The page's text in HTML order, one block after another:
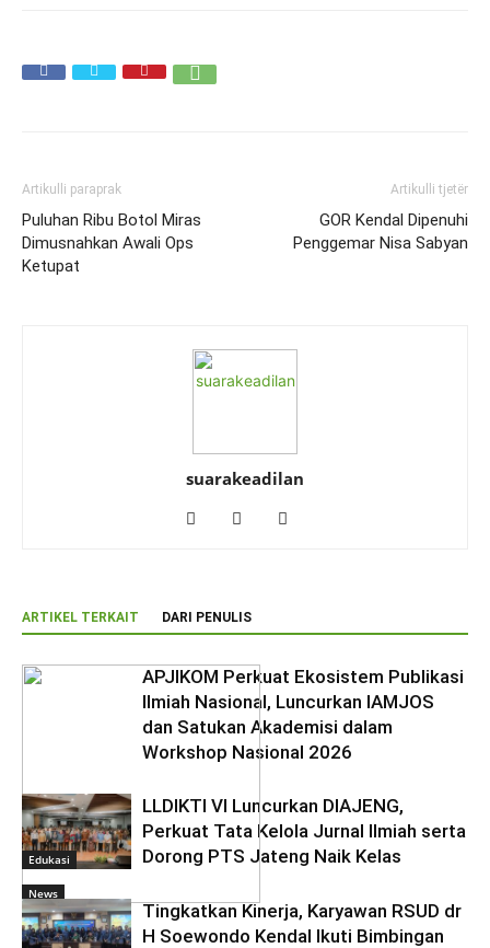
Artikulli paraprak
Puluhan Ribu Botol Miras
Dimusnahkan Awali Ops
Ketupat
Artikulli tjetër
GOR Kendal Dipenuhi
Penggemar Nisa Sabyan
suarakeadilan
ARTIKEL TERKAIT DARI PENULIS
News
APJIKOM Perkuat Ekosistem Publikasi
Ilmiah Nasional, Luncurkan IAMJOS
dan Satukan Akademisi dalam
Workshop Nasional 2026
Edukasi
LLDIKTI VI Luncurkan DIAJENG,
Perkuat Tata Kelola Jurnal Ilmiah serta
Dorong PTS Jateng Naik Kelas
Tingkatkan Kinerja, Karyawan RSUD dr
H Soewondo Kendal Ikuti Bimbingan